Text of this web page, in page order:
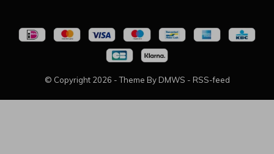
© Copyright 2026 - Theme By DMWS - RSS-feed